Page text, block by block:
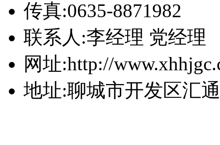
传真:0635-8871982
联系人:李经理 党经理
网址:http://
地址:聊城市开发区汇